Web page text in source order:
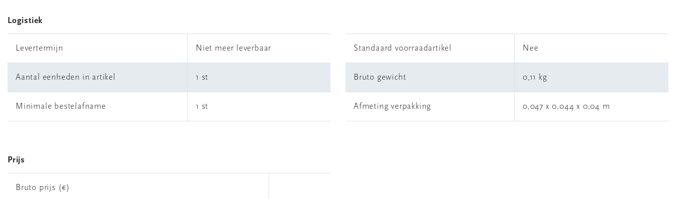
Logistiek
Levertermijn Niet meer leverbaar
Aantal eenheden in artikel 1 st
Minimale bestelafname 1 st
Standaard voorraadartikel Nee
Bruto gewicht 0,11 kg
Afmeting verpakking 0,047 x 0,044 x 0,04 m
Prijs
Bruto prijs (€)